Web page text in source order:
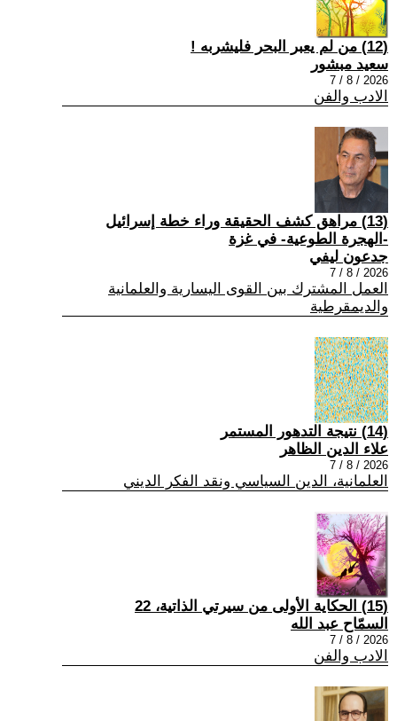
(12) من لم يعبر البحر فليشربه !
سعيد مبشور
2026 / 8 / 7
الادب والفن
(13) مراهق كشف الحقيقة وراء خطة إسرائيل
-الهجرة الطوعية- في غزة
جدعون ليفي
2026 / 8 / 7
العمل المشترك بين القوى اليسارية والعلمانية
والديمقرطية
(14) نتيجة التدهور المستمر
علاء الدين الظاهر
2026 / 8 / 7
العلمانية، الدين السياسي ونقد الفكر الديني
(15) الحكاية الأولى من سيرتي الذاتية، 22
السمّاح عبد الله
2026 / 8 / 7
الادب والفن